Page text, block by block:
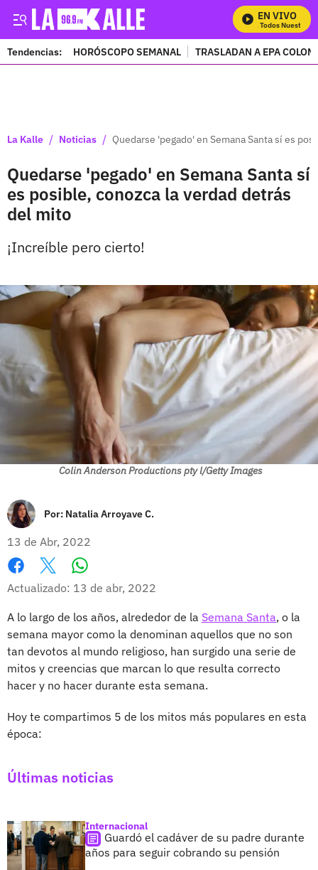
EN VIVO
Mira Todos Nuestros
Tendencias: HORÓSCOPO SEMANAL TRASLADAN A EPA
La Kalle / Noticias / Quedarse 'pegado' en Semana Santa sí es
Quedarse 'pegado' en Semana Santa sí
es posible, conozca la verdad detrás
del mito
¡Increíble pero cierto!
Colin Anderson Productions pty l/Getty Images
Por: Natalia Arroyave C.
13 de Abr, 2022
Facebook
X
Actualizado: 13 de abr, 2022
A lo largo de los años, alrededor de la Semana Santa, o la
semana mayor como la denominan aquellos que no son
tan devotos al mundo religioso, han surgido una serie de
mitos y creencias que marcan lo que resulta correcto
hacer y no hacer durante esta semana.
Hoy te compartimos 5 de los mitos más populares en esta
época:
Últimas noticias
Internacional
Guardó el cadáver de su padre durante
años para seguir cobrando su pensión